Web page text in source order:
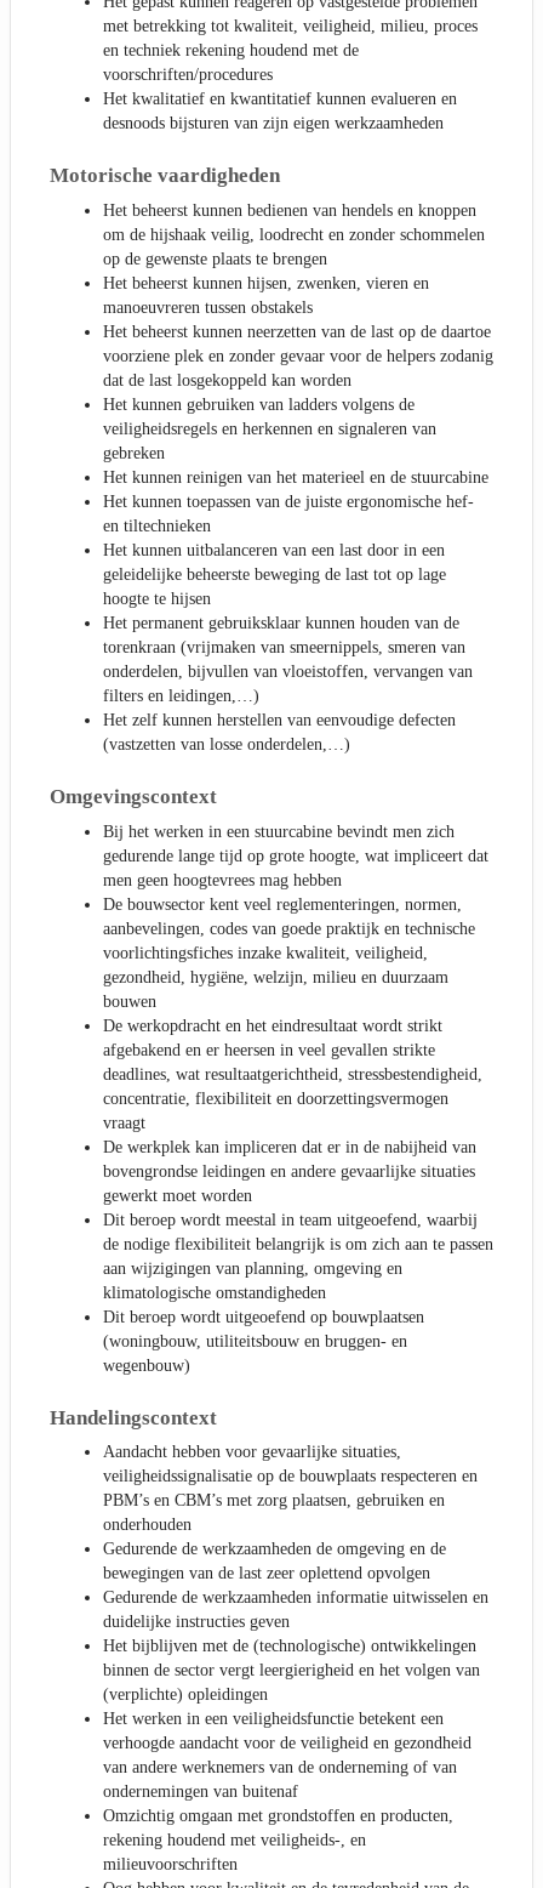
met betrekking tot kwaliteit, veiligheid, milieu, proces
en techniek rekening houdend met de
voorschriften/procedures
Het kwalitatief en kwantitatief kunnen evalueren en
desnoods bijsturen van zijn eigen werkzaamheden
Motorische vaardigheden
Het beheerst kunnen bedienen van hendels en knoppen
om de hijshaak veilig, loodrecht en zonder schommelen
op de gewenste plaats te brengen
Het beheerst kunnen hijsen, zwenken, vieren en
manoeuvreren tussen obstakels
Het beheerst kunnen neerzetten van de last op de daartoe
voorziene plek en zonder gevaar voor de helpers zodanig
dat de last losgekoppeld kan worden
Het kunnen gebruiken van ladders volgens de
veiligheidsregels en herkennen en signaleren van
gebreken
Het kunnen reinigen van het materieel en de stuurcabine
Het kunnen toepassen van de juiste ergonomische hef-
en tiltechnieken
Het kunnen uitbalanceren van een last door in een
geleidelijke beheerste beweging de last tot op lage
hoogte te hijsen
Het permanent gebruiksklaar kunnen houden van de
torenkraan (vrijmaken van smeernippels, smeren van
onderdelen, bijvullen van vloeistoffen, vervangen van
filters en leidingen,…)
Het zelf kunnen herstellen van eenvoudige defecten
(vastzetten van losse onderdelen,…)
Omgevingscontext
Bij het werken in een stuurcabine bevindt men zich
gedurende lange tijd op grote hoogte, wat impliceert dat
men geen hoogtevrees mag hebben
De bouwsector kent veel reglementeringen, normen,
aanbevelingen, codes van goede praktijk en technische
voorlichtingsfiches inzake kwaliteit, veiligheid,
gezondheid, hygiëne, welzijn, milieu en duurzaam
bouwen
De werkopdracht en het eindresultaat wordt strikt
afgebakend en er heersen in veel gevallen strikte
deadlines, wat resultaatgerichtheid, stressbestendigheid,
concentratie, flexibiliteit en doorzettingsvermogen
vraagt
De werkplek kan impliceren dat er in de nabijheid van
bovengrondse leidingen en andere gevaarlijke situaties
gewerkt moet worden
Dit beroep wordt meestal in team uitgeoefend, waarbij
de nodige flexibiliteit belangrijk is om zich aan te passen
aan wijzigingen van planning, omgeving en
klimatologische omstandigheden
Dit beroep wordt uitgeoefend op bouwplaatsen
(woningbouw, utiliteitsbouw en bruggen- en
wegenbouw)
Handelingscontext
Aandacht hebben voor gevaarlijke situaties,
veiligheidssignalisatie op de bouwplaats respecteren en
PBM’s en CBM’s met zorg plaatsen, gebruiken en
onderhouden
Gedurende de werkzaamheden de omgeving en de
bewegingen van de last zeer oplettend opvolgen
Gedurende de werkzaamheden informatie uitwisselen en
duidelijke instructies geven
Het bijblijven met de (technologische) ontwikkelingen
binnen de sector vergt leergierigheid en het volgen van
(verplichte) opleidingen
Het werken in een veiligheidsfunctie betekent een
verhoogde aandacht voor de veiligheid en gezondheid
van andere werknemers van de onderneming of van
ondernemingen van buitenaf
Omzichtig omgaan met grondstoffen en producten,
rekening houdend met veiligheids-, en
milieuvoorschriften